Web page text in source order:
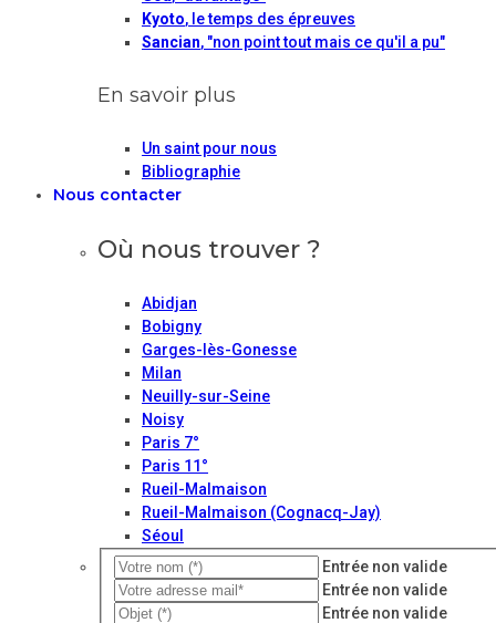
Kyoto, le temps des épreuves
Sancian, "non point tout mais ce qu'il a pu"
En savoir plus
Un saint pour nous
Bibliographie
Nous contacter
Où nous trouver ?
Abidjan
Bobigny
Garges-lès-Gonesse
Milan
Neuilly-sur-Seine
Noisy
Paris 7°
Paris 11°
Rueil-Malmaison
Rueil-Malmaison (Cognacq-Jay)
Séoul
Entrée non valide
Entrée non valide
Entrée non valide